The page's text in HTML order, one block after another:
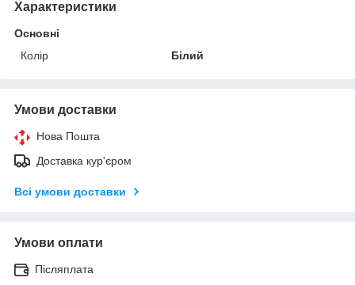
Характеристики
Основні
Колір
Білий
Умови доставки
Нова Пошта
Доставка кур'єром
Всі умови доставки
Умови оплати
Післяплата